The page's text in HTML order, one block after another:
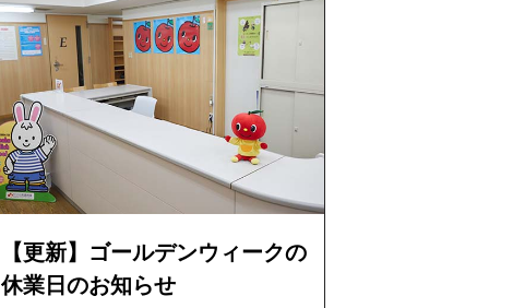
【更新】ゴールデンウィークの
休業日のお知らせ